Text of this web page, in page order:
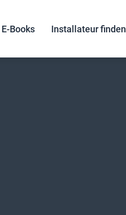
E-Books Installateur finden